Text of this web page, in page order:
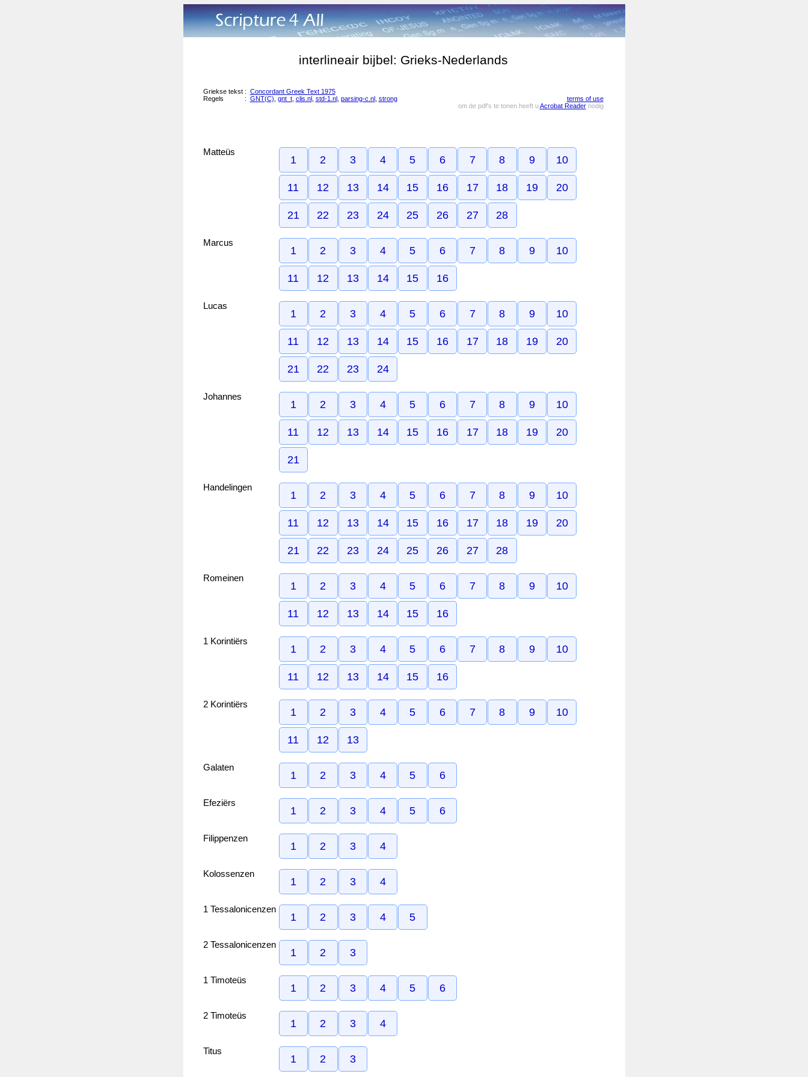
interlineair bijbel: Grieks-Nederlands
Griekse tekst : Concordant Greek Text 1975
Regels
: GNT(C) gnt_t, clis.nl std-1.nl parsing-c.nl strong
terms of use
om de pdf's te tonen heeft uAcrobat Readernodig
Matteüs
1 2 3 4 5 6 7 8 9 10
11 12 13 14 15 16 17 18 19 20
21 22 23 24 25 26 27 28
Marcus
1 2 3 4 5 6 7 8 9 10
11 12 13 14 15 16
Lucas
1 2 3 4 5 6 7 8 9 10
11 12 13 14 15 16 17 18 19 20
21 22 23 24
Johannes
1 2 3 4 5 6 7 8 9 10
11 12 13 14 15 16 17 18 19 20
21
Handelingen
1 2 3 4 5 6 7 8 9 10
11 12 13 14 15 16 17 18 19 20
21 22 23 24 25 26 27 28
Romeinen
1 2 3 4 5 6 7 8 9 10
11 12 13 14 15 16
1 Korintiërs
1 2 3 4 5 6 7 8 9 10
11 12 13 14 15 16
2 Korintiërs
1 2 3 4 5 6 7 8 9 10
11 12 13
Galaten
1 2 3 4 5 6
Efeziërs
1 2 3 4 5 6
Filippenzen
1 2 3 4
Kolossenzen
1 2 3 4
1 Tessalonicenzen
1 2 3 4 5
2 Tessalonicenzen
1 2 3
1 Timoteüs
1 2 3 4 5 6
2 Timoteüs
1 2 3 4
Titus
1 2 3